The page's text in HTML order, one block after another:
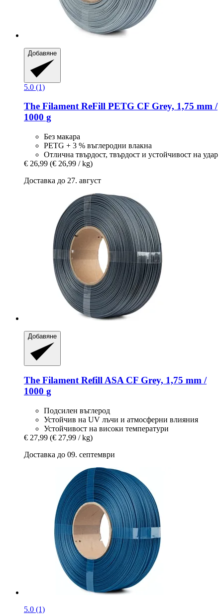
Добавяне
5.0 (1)
The FilamentReFill PETG CF Grey, 1,75 mm /
1000 g
Без макара
PETG + 3 % въглеродни влакна
Отлична твърдост, твърдост и устойчивост на удар
€ 26,99 (€ 26,99 / kg)
Доставка до 27. август
Добавяне
The FilamentRefill ASA CF Grey, 1,75 mm /
1000 g
Подсилен въглерод
Устойчив на UV лъчи и атмосферни влияния
Устойчивост на високи температури
€ 27,99 (€ 27,99 / kg)
Доставка до 09. септември
5.0 (1)